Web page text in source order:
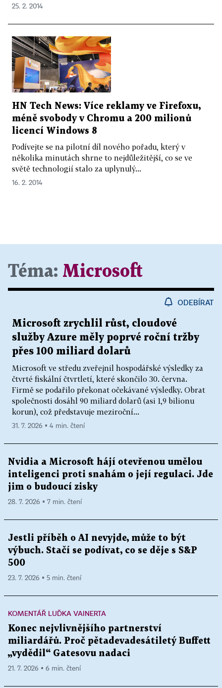
25. 2. 2014
HN Tech News: Více reklamy ve Firefoxu,
méně svobody v Chromu a 200 milionů
licencí Windows 8
Podívejte se na pilotní díl nového pořadu, který v
několika minutách shrne to nejdůležitější, co se ve
světě technologií stalo za uplynulý...
16. 2. 2014
Téma: Microsoft
ODEBÍRAT
Microsoft zrychlil růst, cloudové
služby Azure měly poprvé roční tržby
přes 100 miliard dolarů
Microsoft ve středu zveřejnil hospodářské výsledky za
čtvrté fiskální čtvrtletí, které skončilo 30. června.
Firmě se podařilo překonat očekávané výsledky. Obrat
společnosti dosáhl 90 miliard dolarů (asi 1,9 bilionu
korun), což představuje meziroční...
31. 7. 2026 ▪ 4 min. čtení
Nvidia a Microsoft hájí otevřenou umělou
inteligenci proti snahám o její regulaci. Jde
jim o budoucí zisky
28. 7. 2026 ▪ 7 min. čtení
Jestli příběh o AI nevyjde, může to být
výbuch. Stačí se podívat, co se děje s S&P
500
23. 7. 2026 ▪ 5 min. čtení
KOMENTÁŘ LUĎKA VAINERTA
Konec nejvlivnějšího partnerství
miliardářů. Proč pětadevadesátiletý Buffett
„vydědil“ Gatesovu nadaci
21. 7. 2026 ▪ 6 min. čtení